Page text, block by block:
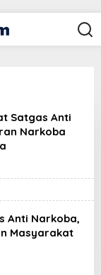
Satgas Anti
Narkoba
Anti Narkoba,
Masyarakat